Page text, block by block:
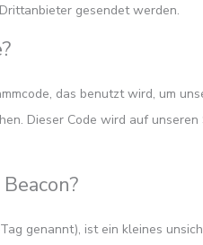
gesendet werden.
das benutzt wird, um
Dieser Code wird auf
genannt), ist ein kleines